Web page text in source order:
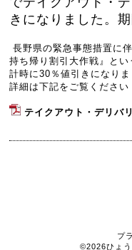
きになりました。
長野県の緊急事態措置に
持ち帰り割引大作戦』と
計時に30％値引きになり
詳細は下記をご覧ください
テイクアウト・デリバ
プ
©2026ひょ